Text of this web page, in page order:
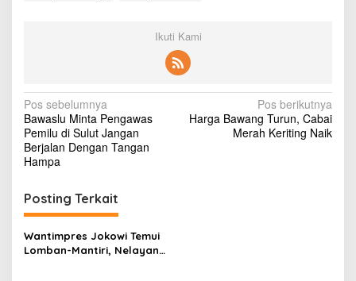
Ikuti Kami
N
a
v
i
g
a
s
i
Pos sebelumnya
Bawaslu Minta Pengawas
Pemilu di Sulut Jangan
Berjalan Dengan Tangan
Hampa
Pos berikutnya
Harga Bawang Turun, Cabai
Merah Keriting Naik
Posting Terkait
Wantimpres Jokowi Temui
Lomban-Mantiri, Nelayan